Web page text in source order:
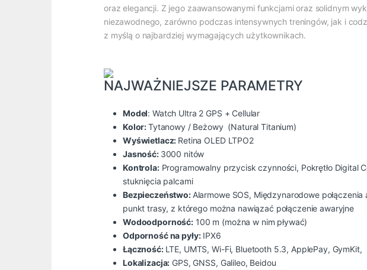
oraz elegancji. Z jego zaawansowanymi funkcjami oraz solidnym
niezawodnego, zarówno podczas intensywnych treningów, jak i
z myślą o najbardziej wymagających użytkownikach.
NAJWAŻNIEJSZE PARAMETRY
Model: Watch Ultra 2 GPS + Cellular
Kolor:Tytanowy / Beżowy (Natural Titanium)
Wyświetlacz: Retina OLED LTPO2
Jasność: 3000 nitów
Kontrola:Programowalny przycisk czynności, Pokrętło Digital
stuknięcia palcami
Bezpieczeństwo: Alarmowe SOS, Międzynarodowe
punkt trasy, z którego można nawiązać połączenie awaryjne
Wodoodporność: 100 m (można w nim pływać)
Odporność na pyły:IPX6
Łączność: LTE, UMTS, Wi-Fi, Bluetooth 5.3, ApplePay, GymKit,
Lokalizacja: GPS, GNSS, Galileo, Beidou